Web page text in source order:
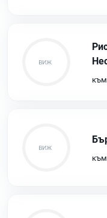
към
към